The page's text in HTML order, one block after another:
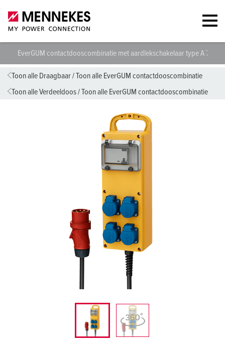
EverGUM contactdooscombinatie met aardlekschakelaar type A
Toon alle Draagbaar/Toon alle EverGUM contactdooscombinatie
Toon alle Verdeeldoos/Toon alle EverGUM contactdooscombinatie